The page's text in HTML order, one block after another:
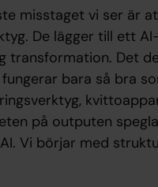
misstaget vi ser är
De lägger till ett
transformation. Det
bara så bra
på outputen
Vi börjar med